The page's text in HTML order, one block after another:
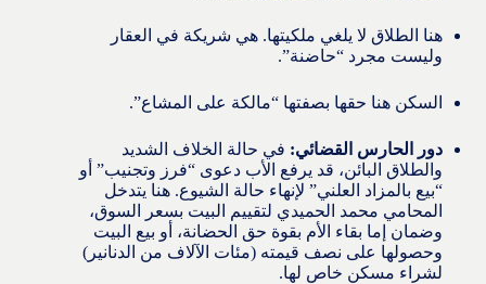
هنا الطلاق لا يلغي ملكيتها. هي شريكة في العقار
وليست مجرد “حاضنة”.
السكن هنا حقها بصفتها “مالكة على المشاع”.
دور الحارس القضائي: في حالة الخلاف الشديد
والطلاق البائن، قد يرفع الأب دعوى “فرز وتجنيب” أو
“بيع بالمزاد العلني” لإنهاء حالة الشيوع. هنا يتدخل
المحامي محمد الحميدي لتقييم البيت بسعر السوق،
وضمان إما بقاء الأم بقوة حق الحضانة، أو بيع البيت
وحصولها على نصف قيمته (مئات الآلاف من الدنانير)
لشراء مسكن خاص لها.